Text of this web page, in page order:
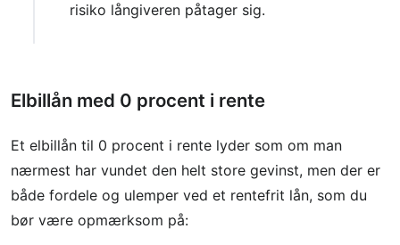
risiko långiveren påtager sig.
Elbillån med 0 procent i rente
Et elbillån til 0 procent i rente lyder som om man
nærmest har vundet den helt store gevinst, men der er
både fordele og ulemper ved et rentefrit lån, som du
bør være opmærksom på: